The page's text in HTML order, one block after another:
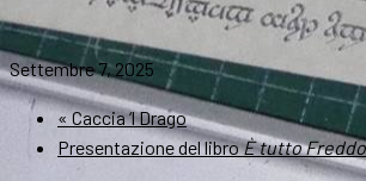
Settembre 7, 2025
«Caccia ‘l Drago
Presentazione del libroÈ tutto